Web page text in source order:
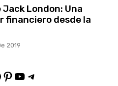
Jack London: Una
financiero desde la
2019
Pinterest
YouTube
Telegram